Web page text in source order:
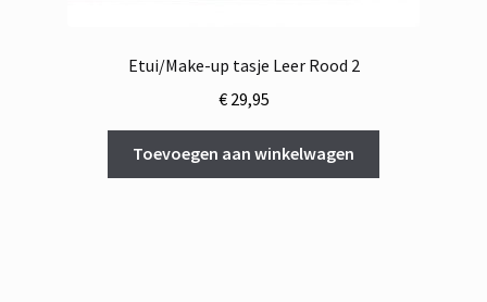
Etui/Make-up tasje Leer Rood 2
€29,95
Toevoegen aan winkelwagen